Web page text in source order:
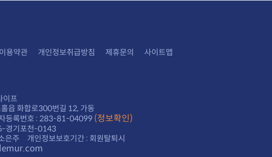
이용약관 개인정보취급방침 제휴문의 사이트맵
이프
읍 화합로300번길 12, 가동
등록번호 : 283-81-04099 (정보확인)
경기포천-0143
은주 개인정보보호기간 : 회원탈퇴시